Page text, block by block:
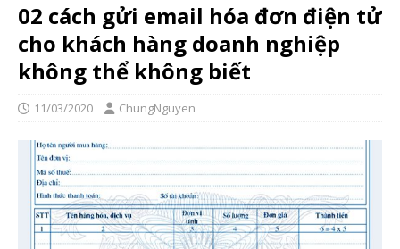
02 cách gửi email hóa đơn điện tử
cho khách hàng doanh nghiệp
không thể không biết
11/03/2020 ChungNguyen